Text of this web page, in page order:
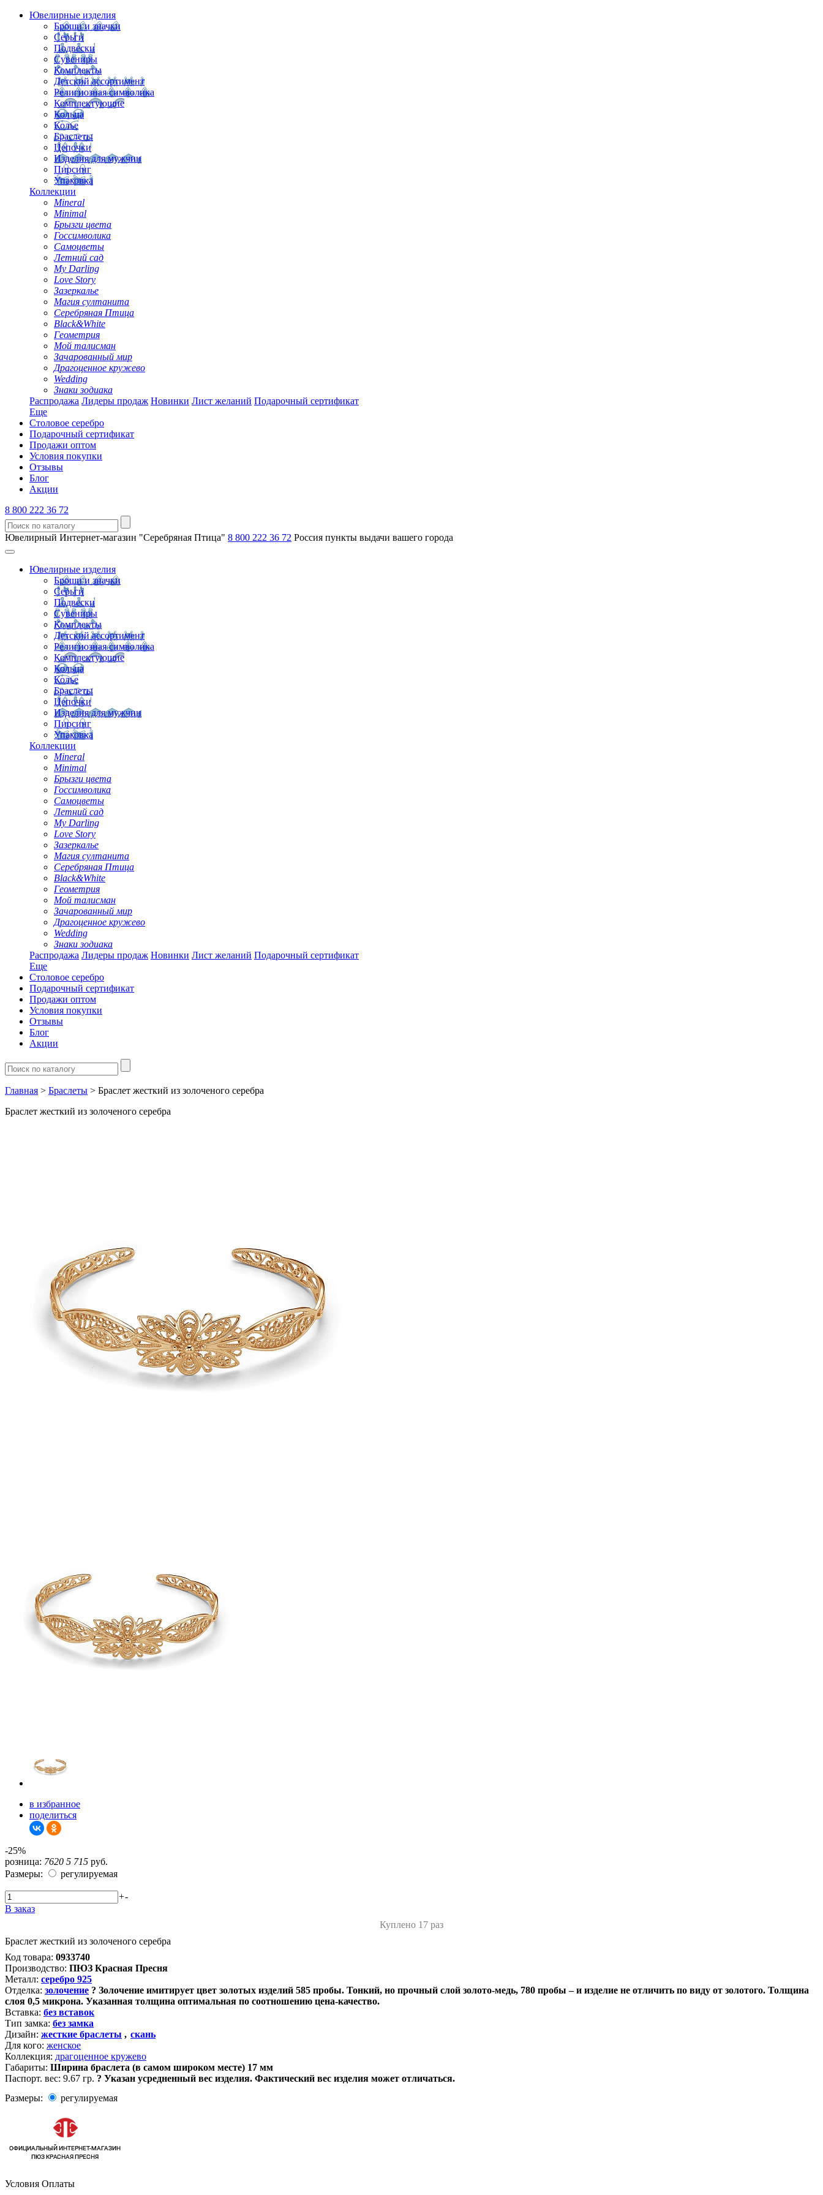
Ювелирные изделия
Броши и значки
Серьги
Подвески
Сувениры
Комплекты
Детский ассортимент
Религиозная символика
Комплектующие
Кольца
Колье
Браслеты
Цепочки
Изделия для мужчин
Пирсинг
Упаковка
Коллекции
Mineral
Minimal
Брызги цвета
Госсимволика
Самоцветы
Летний сад
My Darling
Love Story
Зазеркалье
Магия султанита
Серебряная Птица
Black&White
Геометрия
Мой талисман
Зачарованный мир
Драгоценное кружево
Wedding
Знаки зодиака
Распродажа Лидеры продаж Новинки Лист желаний Подарочный сертификат
Еще
Столовое серебро
Подарочный сертификат
Продажи оптом
Условия покупки
Отзывы
Блог
Акции
8 800 222 36 72
Ювелирный Интернет-магазин "Серебряная Птица" 8 800 222 36 72 Россия пункты выдачи вашего города
Ювелирные изделия
Броши и значки
Серьги
Подвески
Сувениры
Комплекты
Детский ассортимент
Религиозная символика
Комплектующие
Кольца
Колье
Браслеты
Цепочки
Изделия для мужчин
Пирсинг
Упаковка
Коллекции
Mineral
Minimal
Брызги цвета
Госсимволика
Самоцветы
Летний сад
My Darling
Love Story
Зазеркалье
Магия султанита
Серебряная Птица
Black&White
Геометрия
Мой талисман
Зачарованный мир
Драгоценное кружево
Wedding
Знаки зодиака
Распродажа Лидеры продаж Новинки Лист желаний Подарочный сертификат
Еще
Столовое серебро
Подарочный сертификат
Продажи оптом
Условия покупки
Отзывы
Блог
Акции
Главная > Браслеты > Браслет жесткий из золоченого серебра
Браслет жесткий из золоченого серебра
в избранное
поделиться
-25%
розница: 7620 5 715 руб.
Размеры:
регулируемая
+-
В заказ
Куплено 17 раз
Браслет жесткий из золоченого серебра
Код товара: 0933740
Производство: ПЮЗ Красная Пресня
Металл: серебро 925
Отделка: золочение ? Золочение имитирует цвет золотых изделий 585 пробы. Тонкий, но прочный слой золото-медь, 780 пробы – и изделие не отличить по виду от золотого. Толщина
слоя 0,5 микрона. Указанная толщина оптимальная по соотношению цена-качество.
Вставка: без вставок
Тип замка: без замка
Дизайн: жесткие браслеты , скань
Для кого: женское
Коллекция: драгоценное кружево
Габариты: Ширина браслета (в самом широком месте) 17 мм
Паспорт. вес: 9.67 гр. ? Указан усредненный вес изделия. Фактический вес изделия может отличаться.
Размеры:
регулируемая
Условия Оплаты